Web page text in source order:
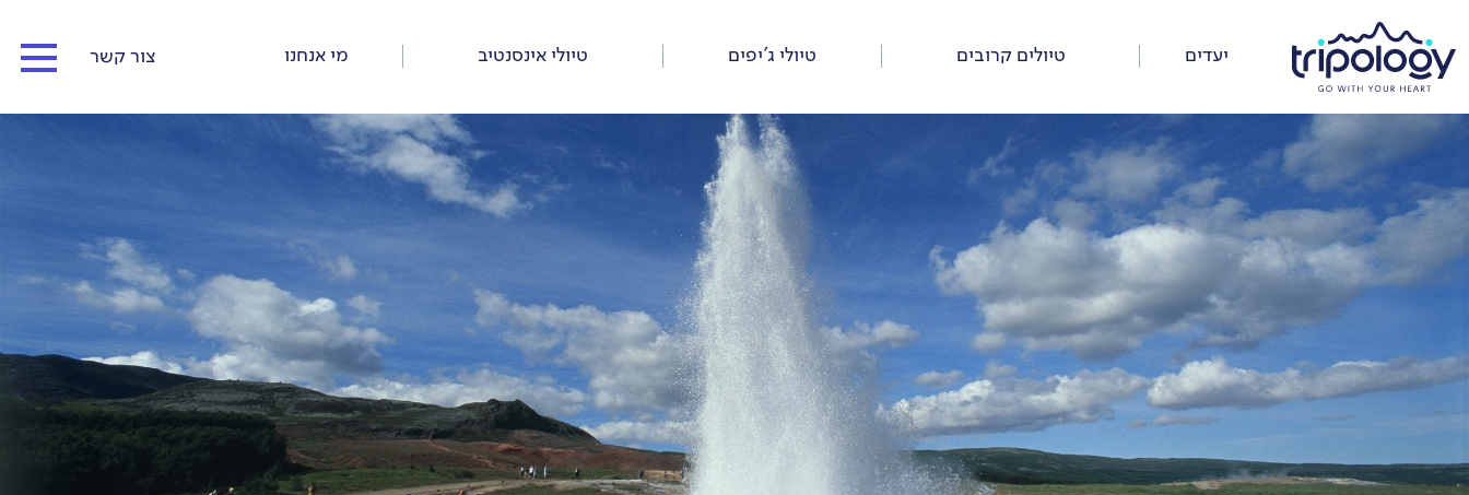
התפריט
יעדים טיולים קרובים טיולי ג’יפים טיולי אינסנטיב מי אנחנו צור קשר
כתבו עלינו
כתבות וסיפורי דרך
תנאי התקשרות ורישום